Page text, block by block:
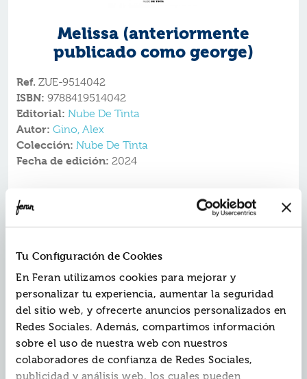
Tu Configuración de Cookies
En Feran utilizamos cookies para mejorar y
personalizar tu experiencia, aumentar la seguridad
del sitio web, y ofrecerte anuncios personalizados en
Redes Sociales. Además, compartimos información
sobre el uso de nuestra web con nuestros
colaboradores de confianza de Redes Sociales,
publicidad y análisis web, los cuales pueden
Melissa (anteriormente
publicado como george)
Ref. ZUE-9514042
ISBN: 9788419514042
Editorial: Nube De Tinta
Autor: Gino, Alex
Colección: Nube De Tinta
Fecha de edición: 2024
Cuando la gente ve a George, cree que es un niño.
Pero ella sabe que no es verdad. George sabe que es
una niña.
en realidad, es una niña.
representar una obra de teatro. Y George desea con
todas sus fuerzas el papel de la niña protagonista,
Charlotte. Pero su profesora le dice que ni siquiera
puede hacer la prueba para el papel... porque es un
chico.
Con la ayuda de Kelly, su mejor amiga, George traza un
plan. No solo para poder ser Charlotte en la obra, sino
para que todo el mundo sepa, de una vez por todas,